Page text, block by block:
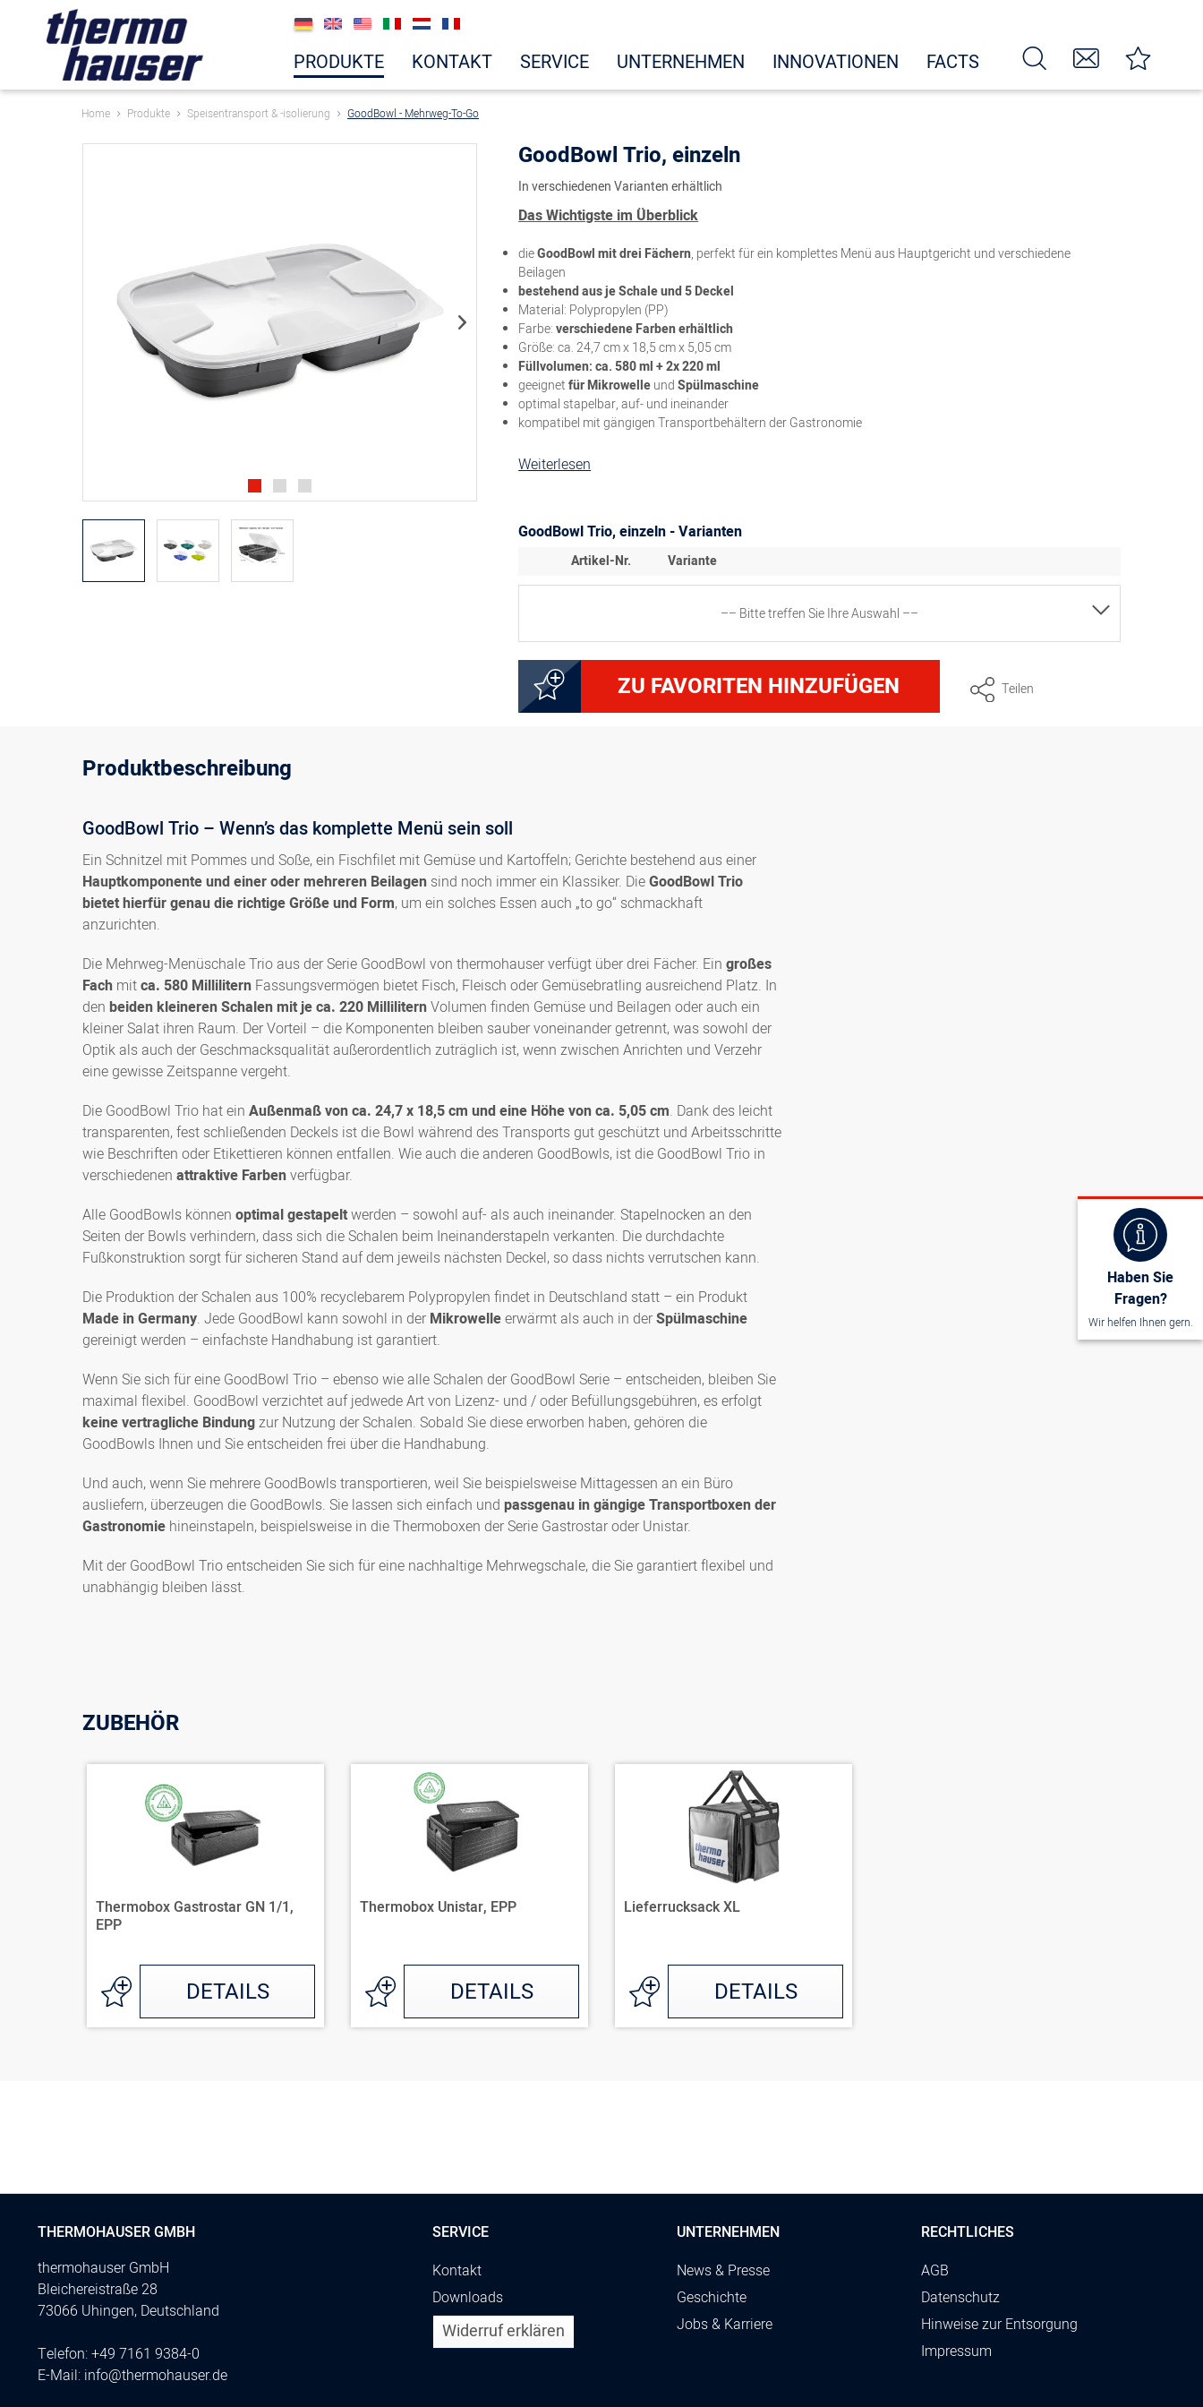
PRODUKTE KONTAKT SERVICE UNTERNEHMEN INNOVATIONEN FACTS
Home Produkte Speisentransport & -isolierung GoodBowl - Mehrweg-To-Go
GoodBowl Trio, einzeln
In verschiedenen Varianten erhältlich
Das Wichtigste im Überblick
dieGoodBowl mit drei Fächern, perfekt für ein komplettes Menü aus Hauptgericht und verschiedene
Beilagen
bestehend aus je Schale und 5 Deckel
Material: Polypropylen (PP)
Farbe:verschiedene Farben erhältlich
Größe: ca. 24,7 cm x 18,5 cm x 5,05 cm
Füllvolumen: ca. 580 ml + 2x 220 ml
geeignetfür MikrowelleundSpülmaschine
optimal stapelbar, auf- und ineinander
kompatibel mit gängigen Transportbehältern der Gastronomie
Weiterlesen
GoodBowl Trio, einzeln - Varianten
Artikel-Nr. Variante
–– Bitte treffen Sie Ihre Auswahl ––
8300067331
8300067335
ZU FAVORITEN HINZUFÜGEN Teilen
Produktbeschreibung
GoodBowl Trio – Wenn’s das komplette Menü sein soll
Ein Schnitzel mit Pommes und Soße, ein Fischfilet mit Gemüse und Kartoffeln; Gerichte bestehend aus einer
Hauptkomponente und einer oder mehreren Beilagen sind noch immer ein Klassiker. DieGoodBowl Trio
bietet hierfür genau die richtige Größe und Form, um ein solches Essen auch „to go“ schmackhaft
anzurichten.
Die Mehrweg-Menüschale Trio aus der Serie GoodBowl von thermohauser verfügt über drei Fächer. Ein großes
Fach mitca. 580 Millilitern Fassungsvermögen bietet Fisch, Fleisch oder Gemüsebratling ausreichend Platz. In
den beiden kleineren Schalen mit je ca. 220 MilliliternVolumen finden Gemüse und Beilagen oder auch ein
kleiner Salat ihren Raum. Der Vorteil – die Komponenten bleiben sauber voneinander getrennt, was sowohl der
Optik als auch der Geschmacksqualität außerordentlich zuträglich ist, wenn zwischen Anrichten und Verzehr
eine gewisse Zeitspanne vergeht.
Die GoodBowl Trio hat ein Außenmaß von ca. 24,7 x 18,5 cm und eine Höhe von ca. 5,05 cm. Dank des leicht
transparenten, fest schließenden Deckels ist die Bowl während des Transports gut geschützt und Arbeitsschritte
wie Beschriften oder Etikettieren können entfallen. Wie auch die anderen GoodBowls, ist die GoodBowl Trio in
verschiedenen attraktive Farbenverfügbar.
Alle GoodBowls können optimal gestapeltwerden – sowohl auf- als auch ineinander. Stapelnocken an den
Seiten der Bowls verhindern, dass sich die Schalen beim Ineinanderstapeln verkanten. Die durchdachte
Fußkonstruktion sorgt für sicheren Stand auf dem jeweils nächsten Deckel, so dass nichts verrutschen kann.
Die Produktion der Schalen aus 100% recyclebarem Polypropylen findet in Deutschland statt – ein Produkt
Made in Germany. Jede GoodBowl kann sowohl in der Mikrowelleerwärmt als auch in derSpülmaschine
gereinigt werden – einfachste Handhabung ist garantiert.
Wenn Sie sich für eine GoodBowl Trio – ebenso wie alle Schalen der GoodBowl Serie – entscheiden, bleiben Sie
maximal flexibel. GoodBowl verzichtet auf jedwede Art von Lizenz- und / oder Befüllungsgebühren, es erfolgt
keine vertragliche Bindungzur Nutzung der Schalen. Sobald Sie diese erworben haben, gehören die
GoodBowls Ihnen und Sie entscheiden frei über die Handhabung.
Und auch, wenn Sie mehrere GoodBowls transportieren, weil Sie beispielsweise Mittagessen an ein Büro
ausliefern, überzeugen die GoodBowls. Sie lassen sich einfach und passgenau in gängige Transportboxen der
Gastronomie hineinstapeln, beispielsweise in die Thermoboxen der Serie Gastrostar oder Unistar.
Mit der GoodBowl Trio entscheiden Sie sich für eine nachhaltige Mehrwegschale, die Sie garantiert flexibel und
unabhängig bleiben lässt.
ZUBEHÖR
Thermobox Gastrostar GN 1/1,
EPP
DETAILS
Thermobox Unistar, EPP
DETAILS
Lieferrucksack XL
DETAILS
Haben Sie
Fragen?
Wir helfen Ihnen gern.
THERMOHAUSER GMBH
thermohauser GmbH
Bleichereistraße 28
73066 Uhingen, Deutschland
Telefon:+49 7161 9384-0
E-Mail: info@thermohauser.de
SERVICE
Kontakt
Downloads
Widerruf erklären
UNTERNEHMEN
News & Presse
Geschichte
Jobs & Karriere
RECHTLICHES
AGB
Datenschutz
Hinweise zur Entsorgung
Impressum